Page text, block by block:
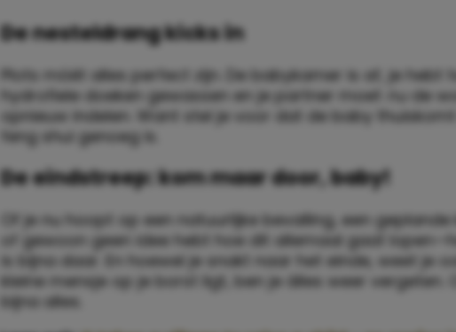
De nesteldrang kicks in
Plots móét alles perfect zijn. De babykamer is af, je hebt
hydrofiele doeken gewassen en je partner moet
nu de
opnieuw indelen. Want stel je voor dat de baby
feng shui genoeg is.
De eindstreep: kom maar door, baby!
Of je nu hoopt op een natuurlijke bevalling, een
of gewoon geen idee hebt hoe dit allemaal gaat
is bijna daar. En hoewel je snakt naar het einde, weet je
kleine mensje op je borst ligt, ben je álles weer vergeten.
bijna alles.